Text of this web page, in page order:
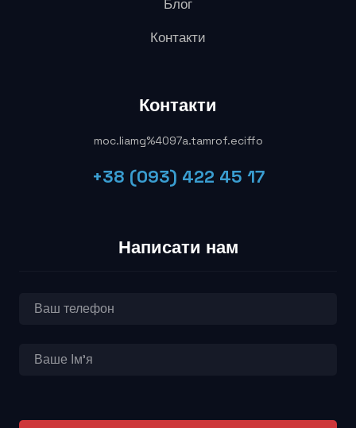
Блог
Контакти
Контакти
moc.liamg%4097a.tamrof.eciffo
+38 (093) 422 45 17
Написати нам